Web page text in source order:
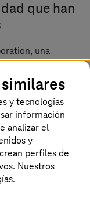
que han
una
se vio
divulgó unos
Estos
de clientes,
etc.
en una
al acceso
cualquiera que
podía
Este es
y tecnologías
información
analizar el
y
perfiles de
Nuestros